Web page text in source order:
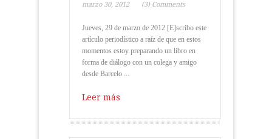
marzo 30, 2012 (3) Comments
Jueves, 29 de marzo de 2012 [E]scribo este
artículo periodístico a raíz de que en estos
momentos estoy preparando un libro en
forma de diálogo con un colega y amigo
desde Barcelo ...
Leer más